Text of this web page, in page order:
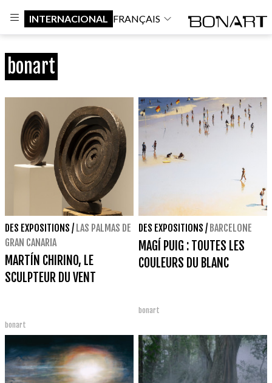
INTERNACIONAL FRANÇAIS
bonart
DES EXPOSITIONS / LAS PALMAS DE
GRAN CANARIA
MARTÍN CHIRINO, LE
SCULPTEUR DU VENT
bonart
DES EXPOSITIONS / BARCELONE
MAGÍ PUIG : TOUTES LES
COULEURS DU BLANC
bonart